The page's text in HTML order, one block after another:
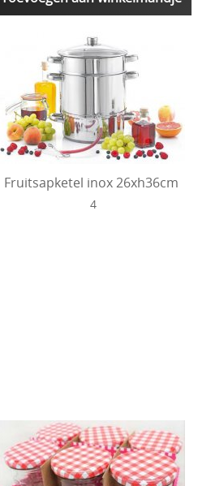
Fruitsapketel inox 26xh36cm
4